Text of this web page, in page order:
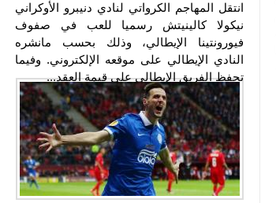
انتقل المهاجم الكرواتي لنادي دنيبرو الأوكراني
نيكولا كالينيتش رسميا للعب في صفوف
فيورونتينا الإيطالي، وذلك بحسب مانشره
النادي الإيطالي على موقعه الإلكتروني. وفيما
تحفظ الفريق الإيطالي على قيمة العقد...